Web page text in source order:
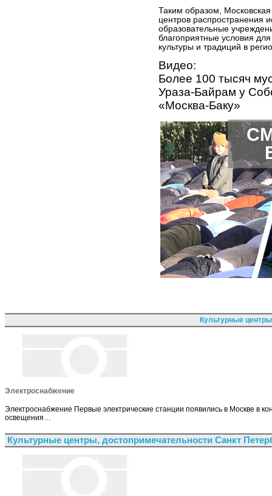
Таким образом,
центров распространения
образовательные
благоприятные условия
культуры и традиций в
Видео:
Более 100 тысяч
Ураза-Байрам у
«Москва-Баку»
Культурные
Электроснабжение
Электроснабжение Первые электрические станции появились в Москве в
освещения…
Культурные центры, достопримечательности Санкт